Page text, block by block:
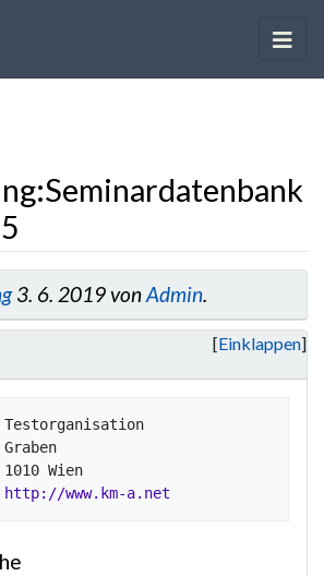
:Seminardatenbank
3. 6. 2019 vonAdmin.
Einklappen
Testorganisation
Graben
http://www.km-a.net